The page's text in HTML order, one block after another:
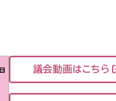
議会動画はこちら